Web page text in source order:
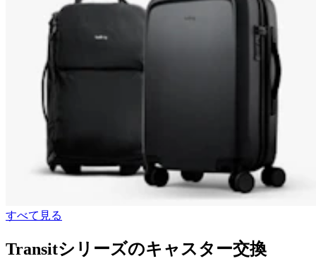
すべて見る
Transitシリーズのキャスター交換